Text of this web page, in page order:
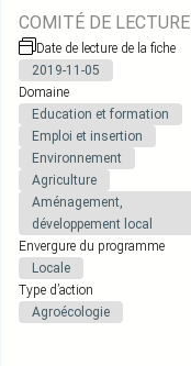
COMITÉ DE LECTURE
Date de lecture de la fiche
2019-11-05
Domaine
Education et formation
Emploi et insertion
Environnement
Agriculture
Aménagement,
développement local
Envergure du programme
Locale
Type d’action
Agroécologie